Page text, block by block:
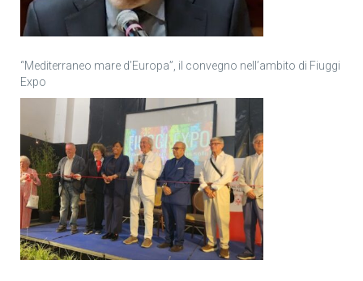
“Mediterraneo mare d’Europa”, il convegno nell’ambito di Fiuggi
Expo